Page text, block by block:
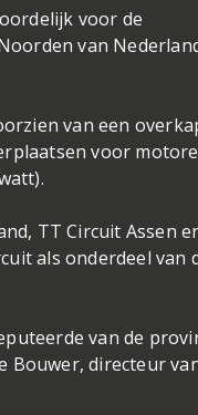
voor de
van
van een
voor
TT Circuit Assen
als onderdeel van
van de
Bouwer, directeur